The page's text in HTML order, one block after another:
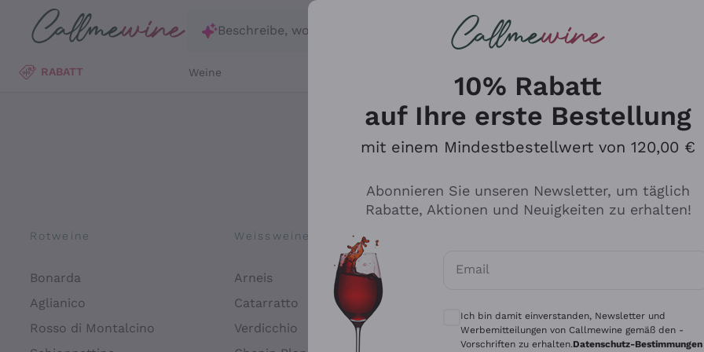
Zum Hauptinhalt springen
Beschreibe, wonach du suchst
RABATT Weine
Rotweine
Bonarda
Aglianico
Rosso di Montalcino
Weissweine
Arneis
Catarratto
Verdicchio
Tenuta San Leonardo
Alessandra Divella
Für
10% Rabatt
auf Ihre erste Bestellung
mit einem Mindestbestellwert von 120,00 €
Abonnieren Sie unseren Newsletter, um täglich
Rabatte, Aktionen und Neuigkeiten zu erhalten!
Email
Optionale Einwilligungen zum Erhalt von
Ich bin damit einverstanden, Newsletter und
Werbemitteilungen von Callmewine gemäß den -
Vorschriften zu erhalten.Datenschutz-Bestimmungen